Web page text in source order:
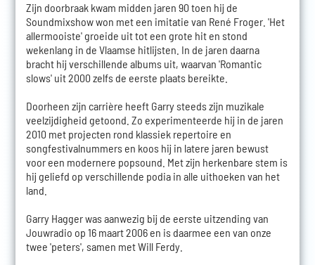
Zijn doorbraak kwam midden jaren 90 toen hij de
Soundmixshow won met een imitatie van René Froger. 'Het
allermooiste' groeide uit tot een grote hit en stond
wekenlang in de Vlaamse hitlijsten. In de jaren daarna
bracht hij verschillende albums uit, waarvan 'Romantic
slows' uit 2000 zelfs de eerste plaats bereikte.
Doorheen zijn carrière heeft Garry steeds zijn muzikale
veelzijdigheid getoond. Zo experimenteerde hij in de jaren
2010 met projecten rond klassiek repertoire en
songfestivalnummers en koos hij in latere jaren bewust
voor een modernere popsound. Met zijn herkenbare stem is
hij geliefd op verschillende podia in alle uithoeken van het
land.
Garry Hagger was aanwezig bij de eerste uitzending van
Jouwradio op 16 maart 2006 en is daarmee een van onze
twee 'peters', samen met Will Ferdy.